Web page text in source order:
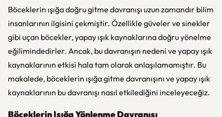
Böceklerin ışığa doğru gitme davranışı uzun zamandır bilim
insanlarının ilgisini çekmiştir. Özellikle güveler ve sinekler
gibi uçan böcekler, yapay ışık kaynaklarına doğru yönelme
eğilimindedirler. Ancak, bu davranışın nedeni ve yapay ışık
kaynaklarının etkisi hala tam olarak anlaşılamamıştır. Bu
makalede, böceklerin ışığa gitme davranışını ve yapay ışık
kaynaklarının bu davranışı nasıl etkilediğini inceleyeceğiz.
Böceklerin Işığa Yönlenme Davranışı